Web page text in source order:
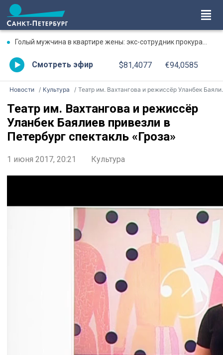
Голый мужчина в квартире жены: экс-сотрудник прокуратуры рассказал, почему совершил убийство
Смотреть эфир $81,4077 €94,0585
Новости Культура Театр им. Вахтангова и режиссёр Уланбек Баялиев привезли в Петербург спектакль «Гроза»
Театр им. Вахтангова и режиссёр
Уланбек Баялиев привезли в
Петербург спектакль «Гроза»
1 июня 2017, 20:21 Культура